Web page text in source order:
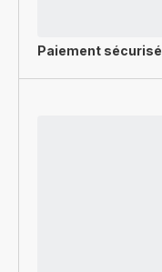
Paiement sécurisé